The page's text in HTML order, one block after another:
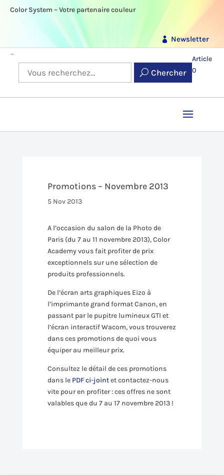
Color System – Votre partenaire couleur
Newsletter
Chercher
Article
0
Promotions – Novembre 2013
5 Nov 2013
A l’occasion du salon de la Photo de
Paris (du 7 au 11 novembre 2013), Color
Academy vous fait profiter de prix
exceptionnels sur une sélection de
produits professionnels.
De l’écran arts graphiques Eizo à
l’imprimante grand format Canon, en
passant par le pupitre lumineux GTI et
l’écran interactif Wacom, vous trouverez
dans ces promotions de quoi vous
équiper au meilleur prix.
Consultez le détail de ces promotions
dans le PDF ci-jointet contactez-nous
vite pour en profiter : ces offres ne sont
valables que du 7 au 17 novembre 2013 !